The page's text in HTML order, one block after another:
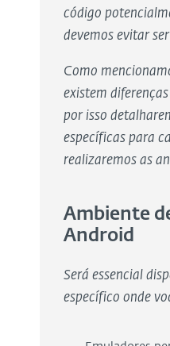
código
devemos evitar
Como
existem
por isso
específicas para
realizaremos as
Ambiente
Android
Será essencial
específico onde